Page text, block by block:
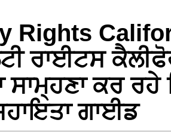
Rights
ਰਾਈਟਸ
ਸਾਮ੍ਹਣਾ ਕਰ ਰਹੇ
ਗਾਈਡ